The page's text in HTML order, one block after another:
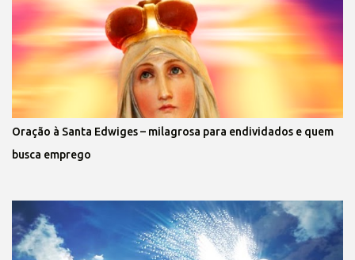
Oração à Santa Edwiges – milagrosa para endividados e quem
busca emprego